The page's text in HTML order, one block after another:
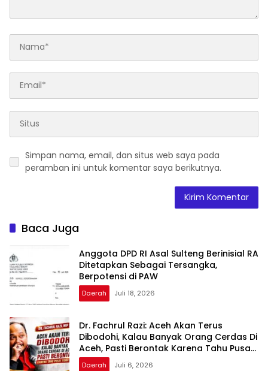
Simpan nama, email, dan situs web saya pada
peramban ini untuk komentar saya berikutnya.
Baca Juga
Anggota DPD RI Asal Sulteng Berinisial RA
Ditetapkan Sebagai Tersangka,
Berpotensi di PAW
Daerah Juli 18, 2026
Dr. Fachrul Razi: Aceh Akan Terus
Dibodohi, Kalau Banyak Orang Cerdas Di
Aceh, Pasti Berontak Karena Tahu Pusat
Tidak Adil
Daerah Juli 6, 2026